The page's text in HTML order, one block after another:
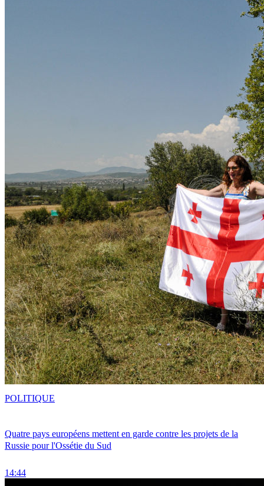
Quatre pays européens mettent en garde contre les projets de la
Russie pour l'Ossétie du Sud
14:44
POLITIQUE